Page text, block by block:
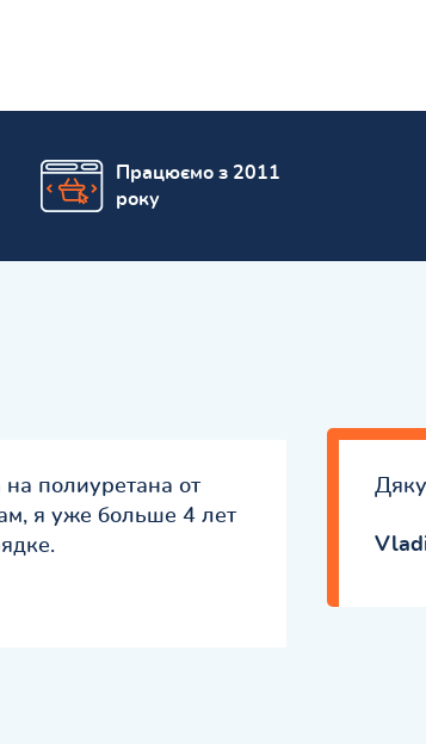
Працюємо з 2011
року
полиуретана от
я уже больше 4 лет